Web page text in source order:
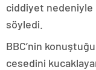
ciddiyet nedeniyle
söyledi.
BBC’nin
cesedini